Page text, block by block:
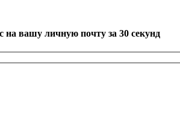
на вашу личную почту за 30 секунд